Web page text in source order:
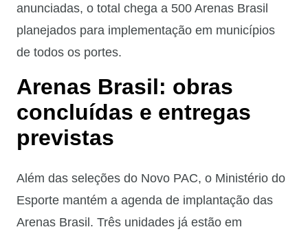
anunciadas, o total chega a 500 Arenas Brasil
planejados para implementação em municípios
de todos os portes.
Arenas Brasil: obras
concluídas e entregas
previstas
Além das seleções do Novo PAC, o Ministério do
Esporte mantém a agenda de implantação das
Arenas Brasil. Três unidades já estão em